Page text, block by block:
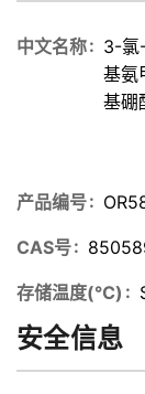
中文名称
3-氯
基氨
基硼
产品编号
CAS号
存储温度(℃)
安全信息